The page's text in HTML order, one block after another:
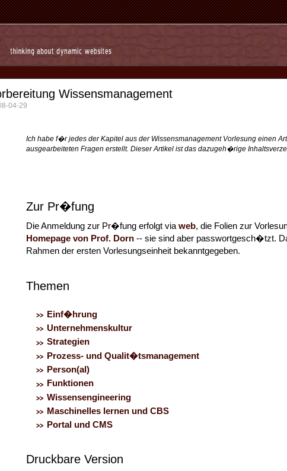
Wissensmanagement
04-29
Ich habe f�r jedes der Kapitel aus der Wissensmanagement Vorlesung einen
ausgearbeiteten Fragen erstellt. Dieser Artikel ist das dazugeh�rige
Zur Pr�fung
Die Anmeldung zur Pr�fung erfolgt viaweb, die Folien zur
Homepage von Prof. Dorn -- sie sind aber passwortgesch�tzt.
Rahmen der ersten Vorlesungseinheit bekanntgegeben.
Themen
Einf�hrung
Unternehmenskultur
Strategien
Prozess- und Qualit�tsmanagement
Person(al)
Funktionen
Wissensengineering
Maschinelles lernen und CBS
Portal und CMS
Druckbare Version